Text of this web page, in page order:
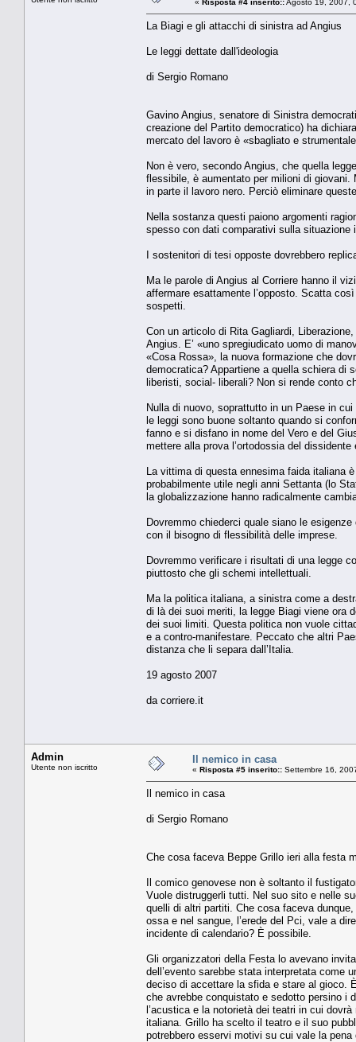
« Risposta #4 inserito::Agosto 19, 2007,
La Biagi e gli attacchi di sinistra ad Angius
Le leggi dettate dall'ideologia
di Sergio Romano
Gavino Angius, senatore di Sinistra
creazione del Partito democratico) ha
mercato del lavoro è «sbagliato e
Non è vero, secondo Angius, che quella
flessibile, è aumentato per milioni di
in parte il lavoro nero. Perciò eliminare
Nella sostanza questi paiono argomenti
spesso con dati comparativi sulla situazione
I sostenitori di tesi opposte dovrebbero
Ma le parole di Angius al Corriere hanno il
affermare esattamente l’opposto. Scatta
sospetti.
Con un articolo di Rita Gagliardi,
Angius. E’ «uno spregiudicato uomo di
«Cosa Rossa», la nuova formazione che
democratica? Appartiene a quella schiera di
liberisti, social- liberali? Non si rende conto
Nulla di nuovo, soprattutto in un Paese in
le leggi sono buone soltanto quando si
fanno e si disfano in nome del Vero e del
mettere alla prova l’ortodossia del dissidente
La vittima di questa ennesima faida italiana
probabilmente utile negli anni Settanta (lo
la globalizzazione hanno radicalmente
Dovremmo chiederci quale siano le
con il bisogno di flessibilità delle imprese.
Dovremmo verificare i risultati di una legge
piuttosto che gli schemi intellettuali.
Ma la politica italiana, a sinistra come a
di là dei suoi meriti, la legge Biagi viene ora
dei suoi limiti. Questa politica non vuole
e a contro-manifestare. Peccato che altri
distanza che li separa dall’Italia.
19 agosto 2007
da corriere.it
Admin
Utente non iscritto
Il nemico in casa
« Risposta #5 inserito:: Settembre 16,
Il nemico in casa
di Sergio Romano
Che cosa faceva Beppe Grillo ieri alla festa
Il comico genovese non è soltanto il
Vuole distruggerli tutti. Nel suo sito e nelle
quelli di altri partiti. Che cosa faceva
ossa e nel sangue, l’erede del Pci, vale a
incidente di calendario? È possibile.
Gli organizzatori della Festa lo avevano
dell’evento sarebbe stata interpretata come
deciso di accettare la sfida e stare al gioco.
che avrebbe conquistato e sedotto persino i
l’acustica e la notorietà dei teatri in cui
italiana. Grillo ha scelto il teatro e il suo
potrebbero esservi motivi su cui vale la